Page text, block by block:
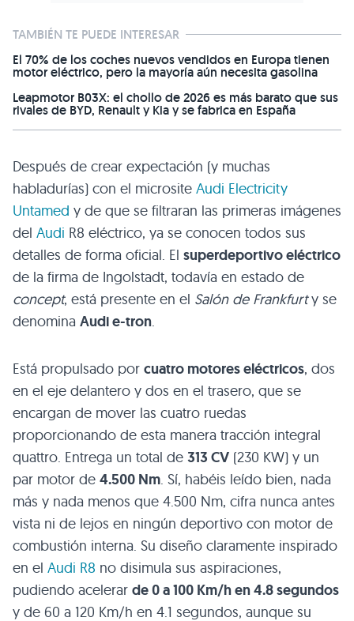
TAMBIÉN TE PUEDE INTERESAR
El 70% de los coches nuevos vendidos en Europa tienen
motor eléctrico, pero la mayoría aún necesita gasolina
Leapmotor B03X: el chollo de 2026 es más barato que sus
rivales de BYD, Renault y Kia y se fabrica en España
Después de crear expectación (y muchas
habladurías) con el microsite Audi Electricity
Untamed y de que se filtraran las primeras imágenes
del Audi R8 eléctrico, ya se conocen todos sus
detalles de forma oficial. El superdeportivo eléctrico
de la firma de Ingolstadt, todavía en estado de
concept, está presente en el Salón de Frankfurty se
denomina Audi e-tron
Está propulsado por cuatro motores eléctricos, dos
en el eje delantero y dos en el trasero, que se
encargan de mover las cuatro ruedas
proporcionando de esta manera tracción integral
quattro. Entrega un total de 313 CV (230 KW) y un
par motor de 4.500 Nm . Sí, habéis leído bien, nada
más y nada menos que 4.500 Nm, cifra nunca antes
vista ni de lejos en ningún deportivo con motor de
combustión interna. Su diseño claramente inspirado
en el Audi R8 no disimula sus aspiraciones,
pudiendo acelerar de 0 a 100 Km/h en 4.8 segundos
y de 60 a 120 Km/h en 4.1 segundos, aunque su